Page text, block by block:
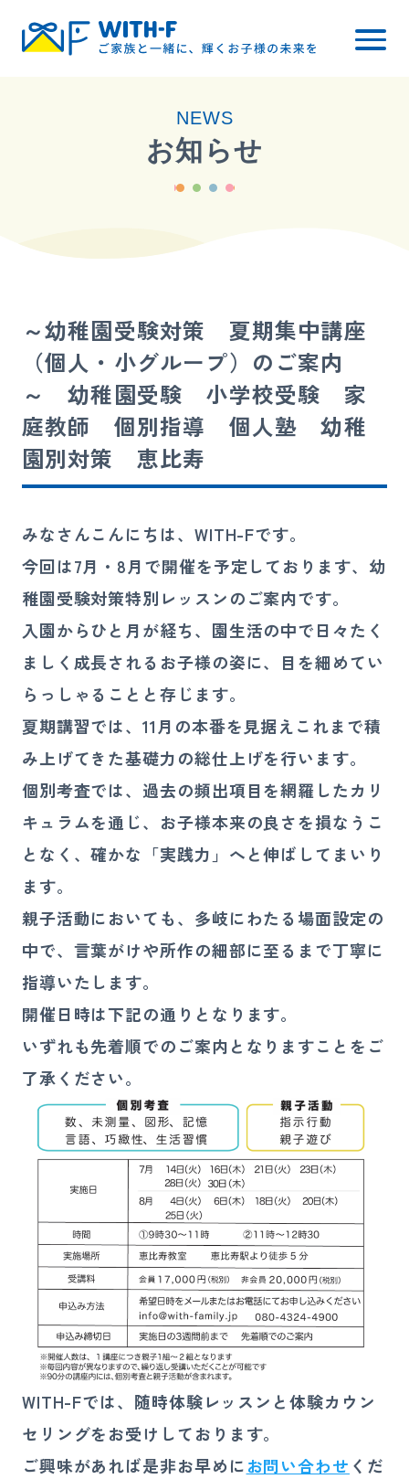
WITH-Fについて
ご入会までの流れ
ブログ・お知らせ
講師募集
お電話080-4324-4900
受付時間 10:00〜21:00（日祝を除く）
お問い合わせ
NEWS
お知らせ
～幼稚園受験対策 夏期集中講座
（個人・小グループ）のご案内
～ 幼稚園受験 小学校受験 家
庭教師 個別指導 個人塾 幼稚
園別対策 恵比寿
みなさんこんにちは、WITH-Fです。
今回は7月・8月で開催を予定しております、幼
稚園受験対策特別レッスンのご案内です。
入園からひと月が経ち、園生活の中で日々たく
ましく成長されるお子様の姿に、目を細めてい
らっしゃることと存じます。
夏期講習では、11月の本番を見据えこれまで積
み上げてきた基礎力の総仕上げを行います。
個別考査では、過去の頻出項目を網羅したカリ
キュラムを通じ、お子様本来の良さを損なうこ
となく、確かな「実践力」へと伸ばしてまいり
ます。
親子活動においても、多岐にわたる場面設定の
中で、言葉がけや所作の細部に至るまで丁寧に
指導いたします。
開催日時は下記の通りとなります。
いずれも先着順でのご案内となりますことをご
了承ください。
WITH-Fでは、随時体験レッスンと体験カウン
セリングをお受けしております。
ご興味があれば是非お早めにお問い合わせ くだ